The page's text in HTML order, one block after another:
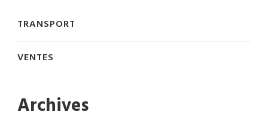
TRANSPORT
VENTES
Archives